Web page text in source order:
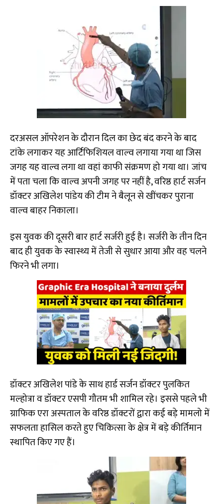
दरअसल ऑपरेशन के दौरान दिल का छेद बंद करने के बाद
टांके लगाकर यह आर्टिफिशियल वाल्व लगाया गया था जिस
जगह यह वाल्व लगा था वहां काफी संक्रमण हो गया था। जांच
में पता चला कि वाल्व अपनी जगह पर नहीं है, वरिष्ठ हार्ट सर्जन
डॉक्टर अखिलेश पांडेय की टीम ने बैलून से खींचकर पुराना
वाल्व बाहर निकाला।
इस युवक की दूसरी बार हार्ट सर्जरी हुई है। सर्जरी के तीन दिन
बाद ही युवक के स्वास्थ्य में तेजी से सुधार आया और वह चलने
फिरने भी लगा।
डॉक्टर अखिलेश पांडे के साथ हार्ड सर्जन डॉक्टर पुलकित
मल्होत्रा व डॉक्टर एसपी गौतम भी शामिल रहे। इससे पहले भी
ग्राफिक एरा अस्पताल के वरिष्ठ डॉक्टरों द्वारा कई बड़े मामलो में
सफलता हासिल करते हुए चिकित्सा के क्षेत्र में बड़े कीर्तिमान
स्थापित किए गए हैं।